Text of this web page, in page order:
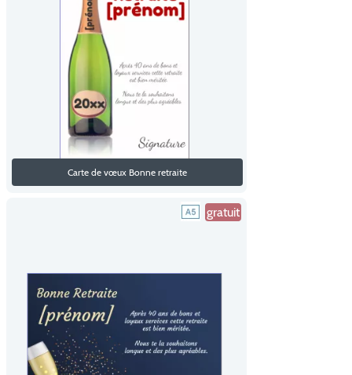
Carte de vœux Bonne retraite
gratuit